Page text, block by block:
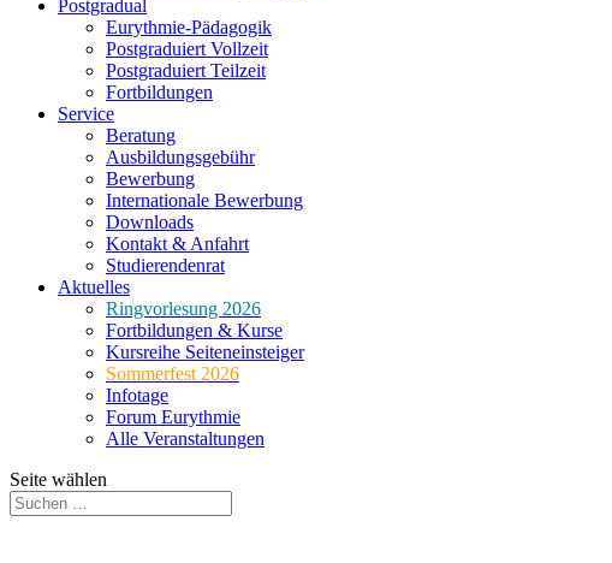
Postgradual
Eurythmie-Pädagogik
Postgraduiert Vollzeit
Postgraduiert Teilzeit
Fortbildungen
Service
Beratung
Ausbildungsgebühr
Bewerbung
Internationale Bewerbung
Downloads
Kontakt & Anfahrt
Studierendenrat
Aktuelles
Ringvorlesung 2026
Fortbildungen & Kurse
Kursreihe Seiteneinsteiger
Sommerfest 2026
Infotage
Forum Eurythmie
Alle Veranstaltungen
Seite wählen